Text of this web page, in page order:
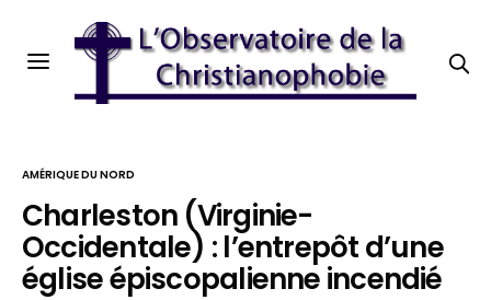
AMÉRIQUE DU NORD
Charleston (Virginie-
Occidentale) : l’entrepôt d’une
église épiscopalienne incendié